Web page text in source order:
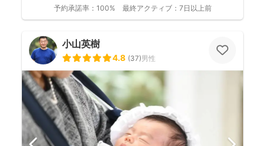
予約承諾率： 100% 最終アクティブ： 7日以上前
小山英樹
4.8 (37)男性